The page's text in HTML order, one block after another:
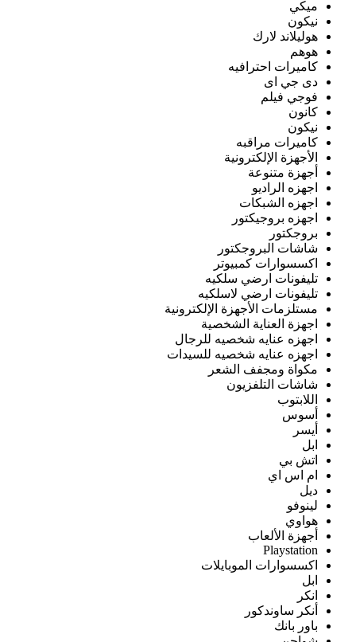
ميكي
نيكون
هوليلاند لارك
هوهم
كاميرات احترافيه
دى جي اى
فوجي فيلم
كانون
نيكون
كاميرات مراقبه
الأجهزة الإلكترونية
أجهزة متنوعة
اجهزه الراديو
اجهزه الشبكات
اجهزه بروجيكتور
بروجكتور
شاشات البروجكتور
اكسسوارات كمبيوتر
تليفونات ارضي سلكيه
تليفونات ارضي لاسلكيه
مستلزمات الأجهزة الإلكترونية
اجهزة العناية الشخصية
اجهزه عنايه شخصيه للرجال
اجهزه عنايه شخصيه للسيدات
مكواة ومجفف الشعر
شاشات التلفزيون
اللابتوب
أسوس
أيسر
ابل
اتش بي
ام اس اي
ديل
لينوفو
هواوي
أجهزة الألعاب
Playstation
اكسسوارات الموبايلات
ابل
انكر
أنكر ساوندكور
باور بانك